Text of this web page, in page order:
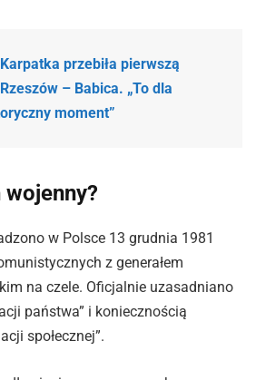
Karpatka przebiła pierwszą
– Babica. „To dla
moment”
wojenny?
w Polsce 13 grudnia 1981
z generałem
na czele. Oficjalnie uzasadniano
państwa” i koniecznością
społecznej”.